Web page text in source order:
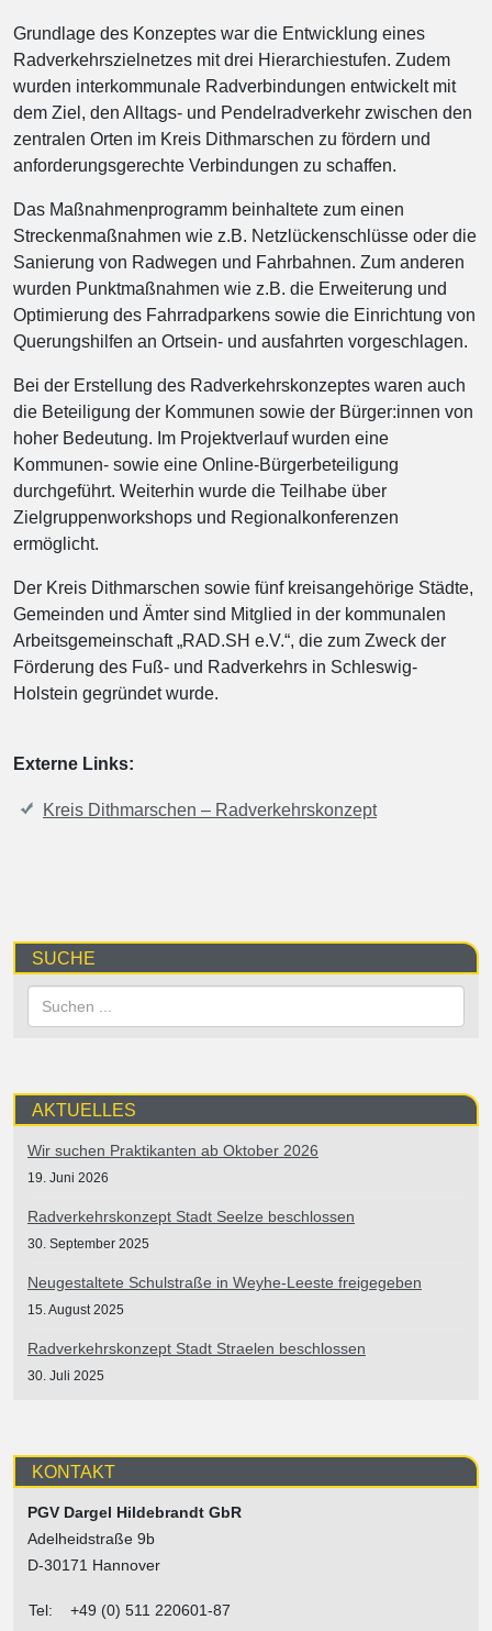
Grundlage des Konzeptes war die Entwicklung eines
Radverkehrszielnetzes mit drei Hierarchiestufen. Zudem
wurden interkommunale Radverbindungen entwickelt mit
dem Ziel, den Alltags- und Pendelradverkehr zwischen den
zentralen Orten im Kreis Dithmarschen zu fördern und
anforderungsgerechte Verbindungen zu schaffen.
Das Maßnahmenprogramm beinhaltete zum einen
Streckenmaßnahmen wie z.B. Netzlückenschlüsse oder die
Sanierung von Radwegen und Fahrbahnen. Zum anderen
wurden Punktmaßnahmen wie z.B. die Erweiterung und
Optimierung des Fahrradparkens sowie die Einrichtung von
Querungshilfen an Ortsein- und ausfahrten vorgeschlagen.
Bei der Erstellung des Radverkehrskonzeptes waren auch
die Beteiligung der Kommunen sowie der Bürger:innen von
hoher Bedeutung. Im Projektverlauf wurden eine
Kommunen- sowie eine Online-Bürgerbeteiligung
durchgeführt. Weiterhin wurde die Teilhabe über
Zielgruppenworkshops und Regionalkonferenzen
ermöglicht.
Der Kreis Dithmarschen sowie fünf kreisangehörige Städte,
Gemeinden und Ämter sind Mitglied in der kommunalen
Arbeitsgemeinschaft „RAD.SH e.V.“, die zum Zweck der
Förderung des Fuß- und Radverkehrs in Schleswig-
Holstein gegründet wurde.
Externe Links:
Kreis Dithmarschen – Radverkehrskonzept
SUCHE
AKTUELLES
Wir suchen Praktikanten ab Oktober 2026
19. Juni 2026
Radverkehrskonzept Stadt Seelze beschlossen
30. September 2025
Neugestaltete Schulstraße in Weyhe-Leeste freigegeben
15. August 2025
Radverkehrskonzept Stadt Straelen beschlossen
30. Juli 2025
KONTAKT
PGV Dargel Hildebrandt GbR
Adelheidstraße 9b
D-30171 Hannover
Tel:
+49 (0) 511 220601-87